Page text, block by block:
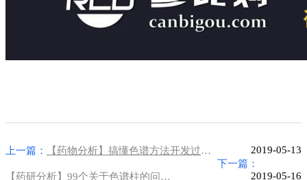
上一篇： 【药物分析】搞懂色谱方法开发过程中流动相pH的确定
2019-05-13
下一篇：
【药研分析】99个关于色谱柱的问题解答，你关心的都在这！（一）
2019-05-16